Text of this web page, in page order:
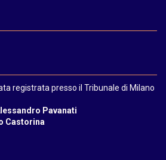
registrata presso il Tribunale di Milano
Pavanati
Castorina